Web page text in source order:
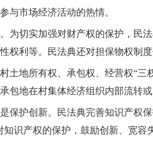
与市场经济活动的热情。
为切实加强对财产权的保护，民
权利等。民法典还对担保物权制
土地所有权、承包权、经营权“
包地在村集体经济组织内部流转
保护创新。民法典完善知识产权
知识产权的保护，鼓励创新、宽容